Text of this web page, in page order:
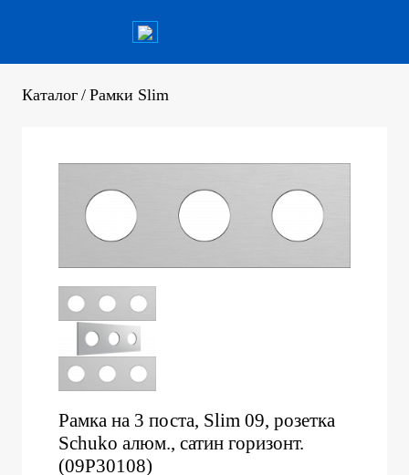
Каталог / Рамки Slim
Рамка на 3 поста, Slim 09, розетка
Schuko алюм., сатин горизонт.
(09P30108)